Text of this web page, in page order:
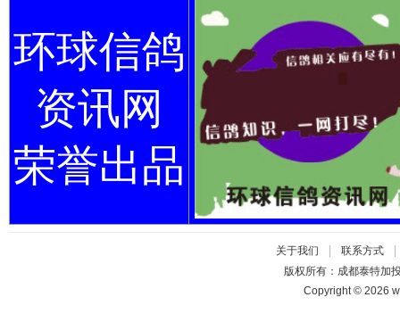
环球信鸽
资讯网
荣誉出品
关于我们 联系方式
版权所有：成都泰特加
Copyright © 2026